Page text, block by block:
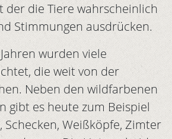
der die Tiere wahrscheinlich
Stimmungen ausdrücken.
wurden viele
die weit von der
Neben den wildfarbenen
gibt es heute zum Beispiel
Schecken, Weißköpfe, Zimter